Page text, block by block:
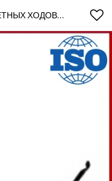
ЗАПЧАСТИ ДЛЯ МОТОЦИКЛЕТНЫХ ХОДОВЫХ ЧАСТЕЙ